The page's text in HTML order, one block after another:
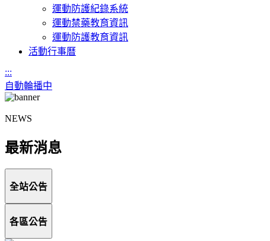
運動防護紀錄系統
運動禁藥教育資訊
運動防護教育資訊
活動行事曆
:::
自動輪播中
NEWS
最新消息
全站公告
各區公告